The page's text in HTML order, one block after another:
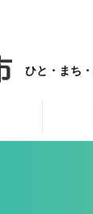
ひと・まち